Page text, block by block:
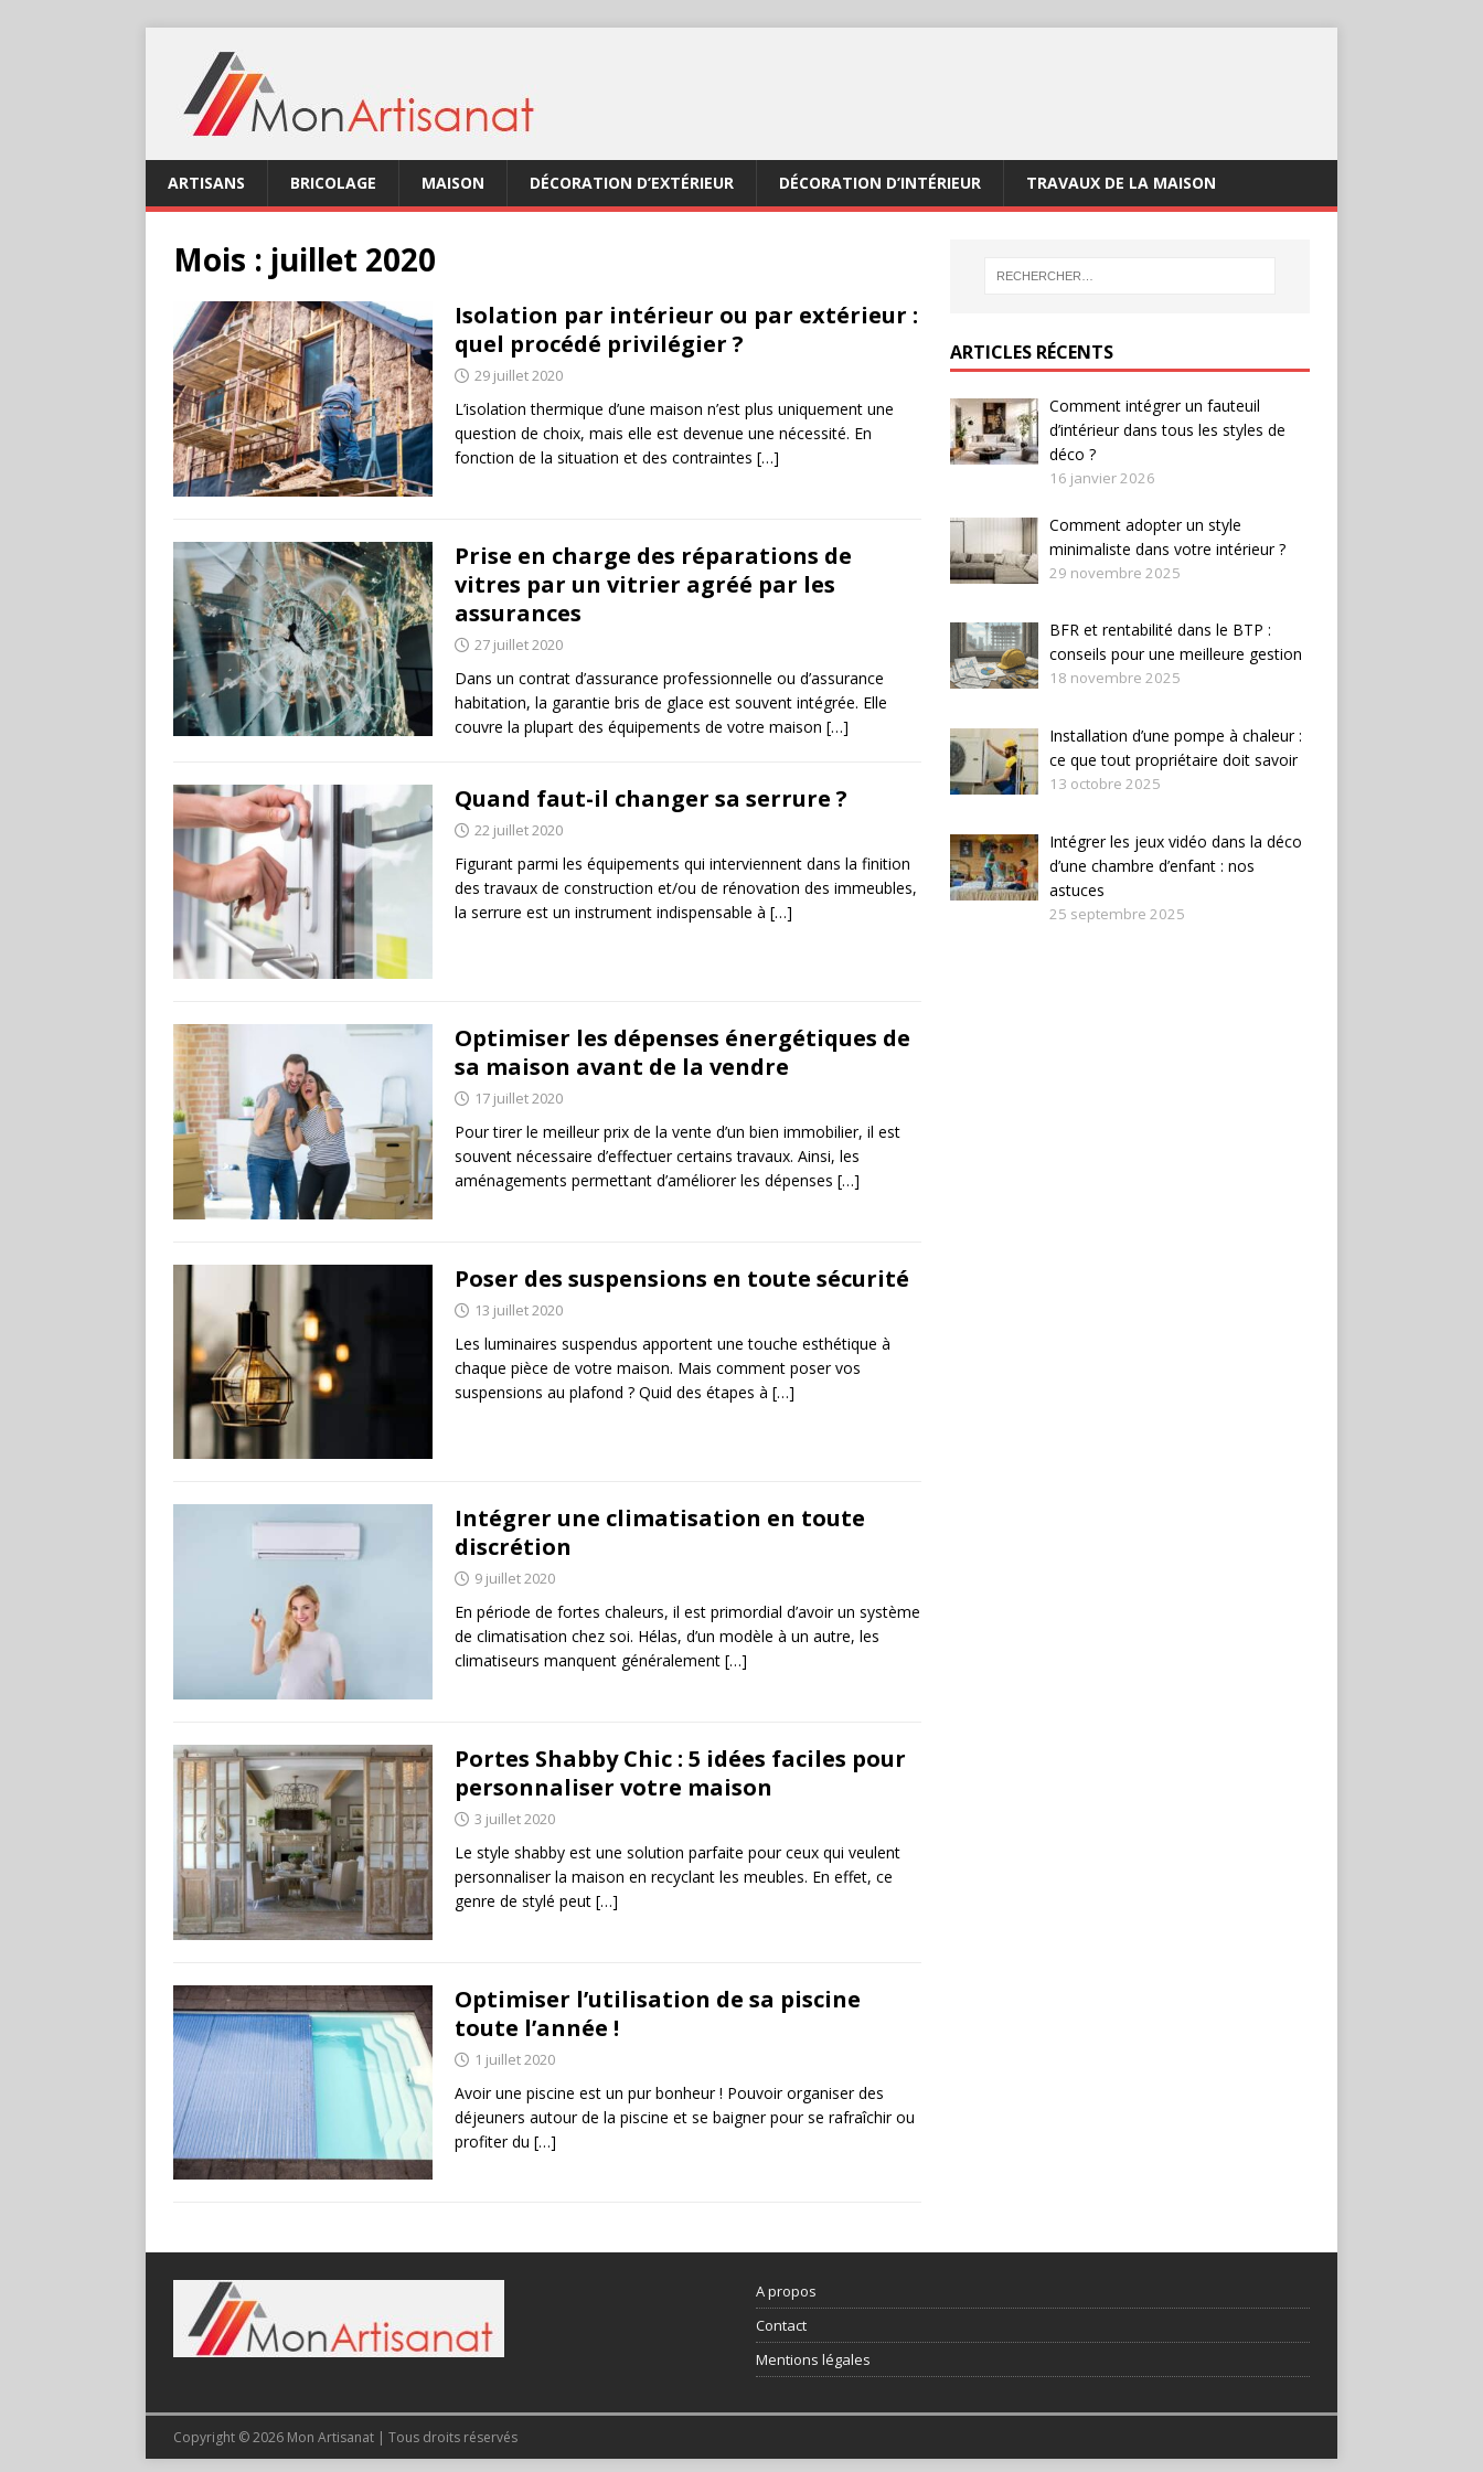
ARTISANS BRICOLAGE MAISON DÉCORATION D’EXTÉRIEUR DÉCORATION D’INTÉRIEUR TRAVAUX DE LA MAISON
Mois : juillet 2020
Isolation par intérieur ou par extérieur :
quel procédé privilégier ?
29 juillet 2020
L’isolation thermique d’une maison n’est plus uniquement une
question de choix, mais elle est devenue une nécessité. En
fonction de la situation et des contraintes […]
Prise en charge des réparations de
vitres par un vitrier agréé par les
assurances
27 juillet 2020
Dans un contrat d’assurance professionnelle ou d’assurance
habitation, la garantie bris de glace est souvent intégrée. Elle
couvre la plupart des équipements de votre maison […]
Quand faut-il changer sa serrure ?
22 juillet 2020
Figurant parmi les équipements qui interviennent dans la finition
des travaux de construction et/ou de rénovation des immeubles,
la serrure est un instrument indispensable à […]
Optimiser les dépenses énergétiques de
sa maison avant de la vendre
17 juillet 2020
Pour tirer le meilleur prix de la vente d’un bien immobilier, il est
souvent nécessaire d’effectuer certains travaux. Ainsi, les
aménagements permettant d’améliorer les dépenses […]
Poser des suspensions en toute sécurité
13 juillet 2020
Les luminaires suspendus apportent une touche esthétique à
chaque pièce de votre maison. Mais comment poser vos
suspensions au plafond ? Quid des étapes à […]
Intégrer une climatisation en toute
discrétion
9 juillet 2020
En période de fortes chaleurs, il est primordial d’avoir un système
de climatisation chez soi. Hélas, d’un modèle à un autre, les
climatiseurs manquent généralement […]
Portes Shabby Chic : 5 idées faciles pour
personnaliser votre maison
3 juillet 2020
Le style shabby est une solution parfaite pour ceux qui veulent
personnaliser la maison en recyclant les meubles. En effet, ce
genre de stylé peut […]
Optimiser l’utilisation de sa piscine
toute l’année !
1 juillet 2020
Avoir une piscine est un pur bonheur ! Pouvoir organiser des
déjeuners autour de la piscine et se baigner pour se rafraîchir ou
profiter du […]
ARTICLES RÉCENTS
Comment intégrer un fauteuil
d’intérieur dans tous les styles de
déco ?
16 janvier 2026
Comment adopter un style
minimaliste dans votre intérieur ?
29 novembre 2025
BFR et rentabilité dans le BTP :
conseils pour une meilleure gestion
18 novembre 2025
Installation d’une pompe à chaleur :
ce que tout propriétaire doit savoir
13 octobre 2025
Intégrer les jeux vidéo dans la déco
d’une chambre d’enfant : nos
astuces
25 septembre 2025
A propos
Contact
Mentions légales
Copyright © 2026 Mon Artisanat | Tous droits réservés